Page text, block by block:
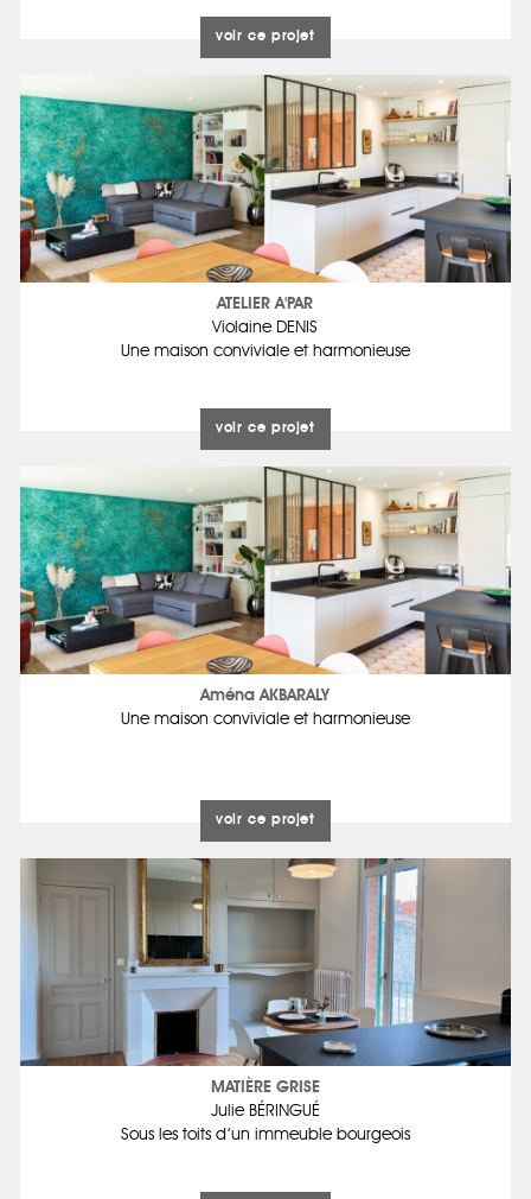
voir ce projet
ATELIER A'PAR
Violaine DENIS
Une maison conviviale et harmonieuse
voir ce projet
Aména AKBARALY
Une maison conviviale et harmonieuse
voir ce projet
MATIÈRE GRISE
Julie BÉRINGUÉ
Sous les toits d’un immeuble bourgeois